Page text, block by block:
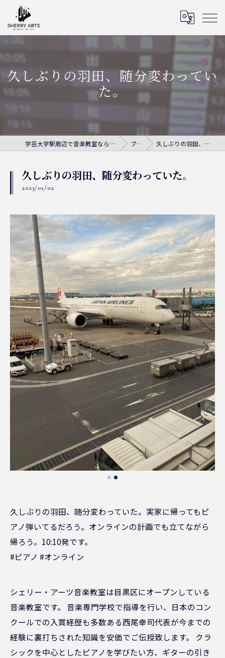
久しぶりの羽田、随分変わってい
た。
学芸大学駅周辺で音楽教室ならシェリー・アーツ音楽教室 ブログ 久しぶりの羽田、随分変わっていた。
久しぶりの羽田、随分変わっていた。
2023/01/02
久しぶりの羽田、随分変わっていた。実家に帰ってもピ
アノ弾いてるだろう。オンラインの計画でも立てながら
帰ろう。10:10発です。
#ピアノ #オンライン
シェリー・アーツ音楽教室は目黒区にオープンしている
音楽教室です。 音楽専門学校で指導を行い、日本のコン
クールでの入賞経歴も多数ある西尾幸司代表が今までの
経験に裏打ちされた知識を安価でご伝授致します。 クラ
シックを中心としたピアノを学びたい方、ギターの引き